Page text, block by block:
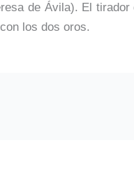
de Ávila). El
los dos oros.